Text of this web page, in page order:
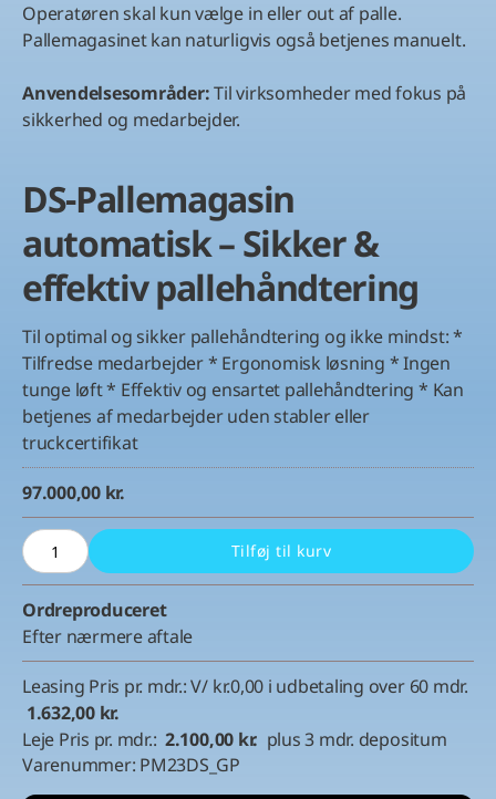
Operatøren skal kun vælge in eller out af palle.
Pallemagasinet kan naturligvis også betjenes manuelt.
Anvendelsesområder:Til virksomheder med fokus på
sikkerhed og medarbejder.
DS‑Pallemagasin
automatisk – Sikker &
effektiv pallehåndtering
Til optimal og sikker pallehåndtering og ikke mindst: *
Tilfredse medarbejder * Ergonomisk løsning * Ingen
tunge løft * Effektiv og ensartet pallehåndtering * Kan
betjenes af medarbejder uden stabler eller
truckcertifikat
97.000,00 kr.
DS‑Pallemagasin
automatisk
–
Sikker
&
effektiv
pallehåndtering
antal
Tilføj til kurv
Ordreproduceret
Efter nærmere aftale
Leasing Pris pr. mdr.: V/ kr.0,00 i udbetaling over 60 mdr.
1.632,00 kr.
Leje Pris pr. mdr.: 2.100,00 kr. plus 3 mdr. depositum
Varenummer: PM23DS_GP